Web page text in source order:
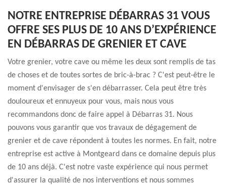
NOTRE ENTREPRISE DÉBARRAS 31 VOUS
OFFRE SES PLUS DE 10 ANS D’EXPÉRIENCE
EN DÉBARRAS DE GRENIER ET CAVE
Votre grenier, votre cave ou même les deux sont remplis de tas
de choses et de toutes sortes de bric-à-brac ? C'est peut-être le
moment d'envisager de s'en débarrasser. Cela peut être très
douloureux et ennuyeux pour vous, mais nous vous
recommandons donc de faire appel à Débarras 31. Nous
pouvons vous garantir que vos travaux de dégagement de
grenier et de cave répondent à toutes les normes. En fait, notre
entreprise est active à Montgeard dans ce domaine depuis plus
de 10 ans déjà. C'est notre vaste expérience qui nous permet
d'assurer la qualité de nos interventions et nous sommes